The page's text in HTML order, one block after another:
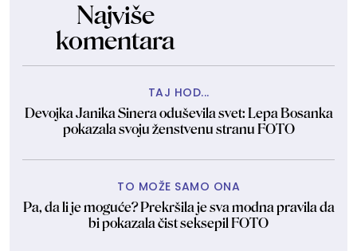
Najviše
komentara
TAJ HOD...
Devojka Janika Sinera oduševila svet: Lepa Bosanka
pokazala svoju ženstvenu stranu FOTO
TO MOŽE SAMO ONA
Pa, da li je moguće? Prekršila je sva modna pravila da
bi pokazala čist seksepil FOTO